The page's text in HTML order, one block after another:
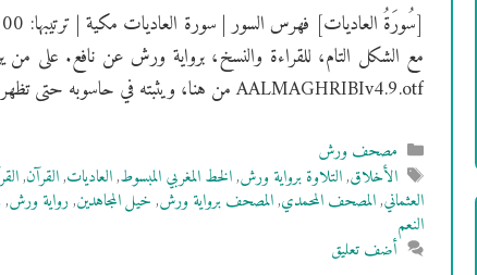
مع الشكل التام، للقراءة والنسخ، برواية ورش عن نافع. على
AALMAGHRIBIv4.9.otf من هنا، ويثبته في حاسوبه حتى تظهر الآيات بالشكل …
التصنيفات
مصحف ورش
الوسوم
الأخلاق,التلاوة برواية ورش,الخط المغربي المبسوط,العاديات,القرآن,
العثماني,المصحف المحمدي,المصحف برواية ورش,خيل المجاهدين,رواية ورش,
النعم
أضف تعليق